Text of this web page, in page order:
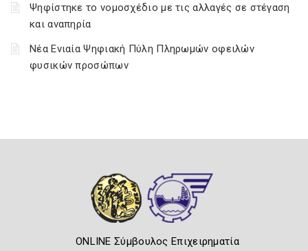
Ψηφίστηκε το νομοσχέδιο με τις αλλαγές σε στέγαση
και αναπηρία
Νέα Ενιαία Ψηφιακή Πύλη Πληρωμών οφειλών
φυσικών προσώπων
ONLINE Σύμβουλος Επιχειρηματία